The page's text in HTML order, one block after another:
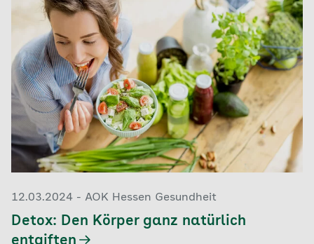
12.03.2024 - AOK Hessen Gesundheit
Detox: Den Körper ganz natürlich
entgiften